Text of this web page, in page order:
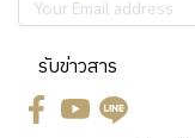
รับข่าวสาร